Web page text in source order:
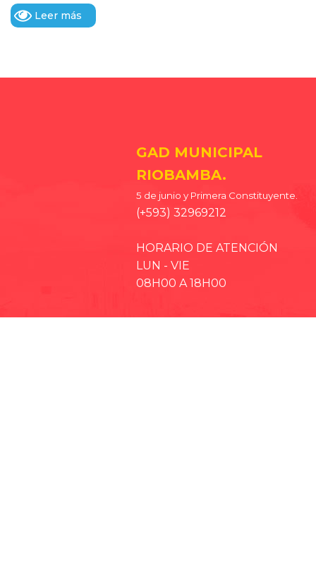
Leer más
GAD MUNICIPAL
RIOBAMBA.
5 de junio y Primera Constituyente.
(+593) 32969212
HORARIO DE ATENCIÓN
LUN - VIE
08H00 A 18H00